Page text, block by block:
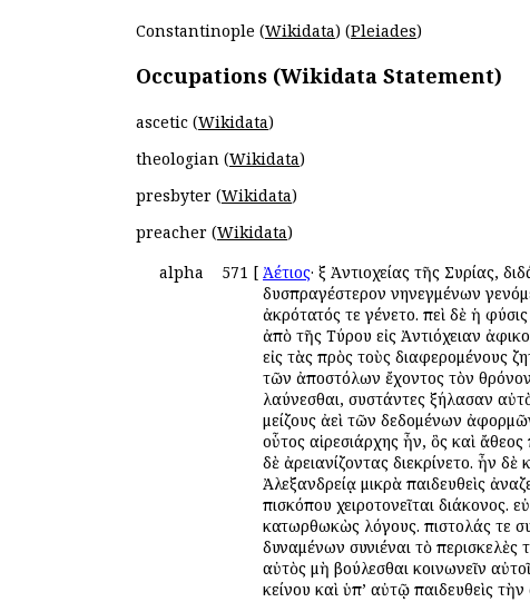
Constantinople (Wikidata) (Pleiades)
Occupations (Wikidata Statement)
ascetic (Wikidata)
theologian (Wikidata)
presbyter (Wikidata)
preacher (Wikidata)
alpha
571 [ Ἀέτιος· ἐξ Ἀντιοχείας τῆς Συρίας,
δυσπραγέστερον ἐνηνεγμένων
ἀκρότατός τε ἐγένετο. ἐπεὶ δὲ ἡ
ἀπὸ τῆς Τύρου εἰς Ἀντιόχειαν
εἰς τὰς πρὸς τοὺς διαφερομένους
τῶν ἀποστόλων ἔχοντος τὸν
ἐλαύνεσθαι, συστάντες ἐξήλασαν
μείζους ἀεὶ τῶν δεδομένων
οὗτος αἱρεσιάρχης ἦν, ὃς καὶ
δὲ ἀρειανίζοντας διεκρίνετο. ἦν
Ἀλεξανδρείᾳ μικρὰ παιδευθεὶς
ἐπισκόπου χειροτονεῖται διάκονος.
κατωρθωκὼς λόγους. ἐπιστολάς τε
δυναμένων συνιέναι τὸ περισκελὲς
αὐτὸς μὴ βούλεσθαι κοινωνεῖν
ἐκείνου καὶ ὑπ’ αὐτῷ παιδευθεὶς